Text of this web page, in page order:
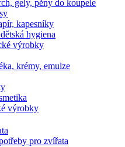
gely, pěny do koupele
kapesníky
hygiena
výrobky
krémy, emulze
výrobky
pro zvířata